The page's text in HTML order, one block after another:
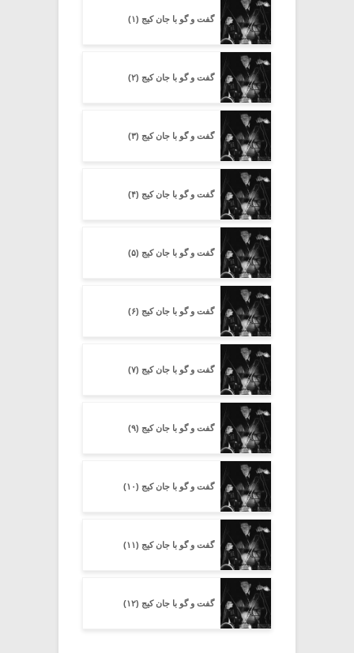
گفت و گو با جان کیج (۱)
گفت و گو با جان کیج (۲)
گفت و گو با جان کیج (۳)
گفت و گو با جان کیج (۴)
گفت و گو با جان کیج (۵)
گفت و گو با جان کیج (۶)
گفت و گو با جان کیج (۷)
گفت و گو با جان کیج (۹)
گفت و گو با جان کیج (۱۰)
گفت و گو با جان کیج (۱۱)
گفت و گو با جان کیج (۱۲)